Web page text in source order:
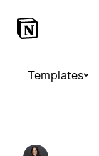
Templates